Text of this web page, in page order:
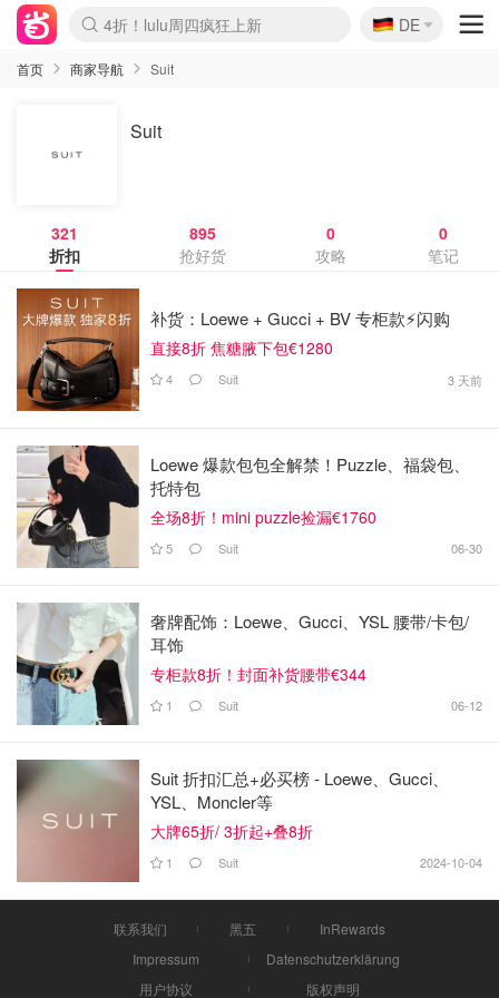
Boticinal 夏促开抢！
4折！lulu周四疯狂上新
还没结束！&OtherStories大促
Joybuy变相75折 随时失效
速领！Stanley独家85折
疑似霸哥！Camper额外叠85折
Zalando 奥莱闪促！每日更新
Moncler反季囤！5折起+叠9折
Coach Brooklyn仅€192
🇩🇪
DE
首页 商家导航 Suit
Suit
321
折扣
895
抢好货
0
攻略
0
笔记
补货：Loewe + Gucci + BV 专柜款⚡️闪购
直接8折 焦糖腋下包€1280
4 Suit 3 天前
Loewe 爆款包包全解禁！Puzzle、福袋包、
托特包
全场8折！mini puzzle捡漏€1760
5 Suit 06-30
奢牌配饰：Loewe、Gucci、YSL 腰带/卡包/
耳饰
专柜款8折！封面补货腰带€344
1 Suit 06-12
Suit 折扣汇总+必买榜 - Loewe、Gucci、
YSL、Moncler等
大牌65折/ 3折起+叠8折
1 Suit 2024-10-04
联系我们 黑五
InRewards
Impressum
Datenschutzerklärung
用户协议
版权声明